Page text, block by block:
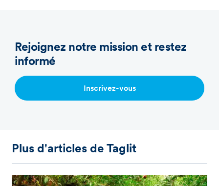
Plus d'articles de Taglit
Rejoignez notre mission et restez
informé
Inscrivez-vous